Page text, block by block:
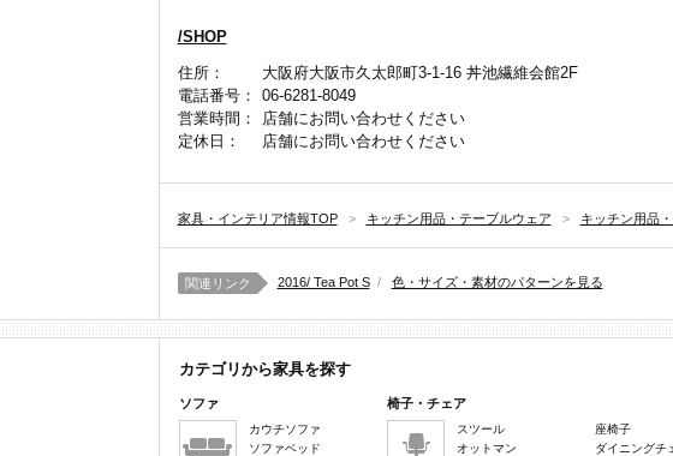
/SHOP
住所：
大阪府大阪市久太郎町3-1-16 丼池繊維会館2F
電話番号：
06-6281-8049
営業時間：
店舗にお問い合わせください
定休日：
店舗にお問い合わせください
家具・インテリア情報TOP > キッチン用品・テーブルウェア > キッチン用品
関連リンク 2016/ Tea Pot S / 色・サイズ・素材のパターンを見る
カテゴリから家具を探す
ソファ
カウチソファ
ソファベッド
椅子・チェア
スツール
オットマン
座椅子
ダイニングチ